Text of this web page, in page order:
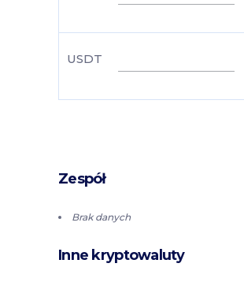
USDT
Zespół
Brak danych
Inne kryptowaluty